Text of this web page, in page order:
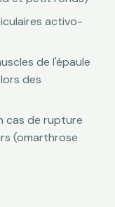
activo-
de l'épaule
des
cas de rupture
(omarthrose